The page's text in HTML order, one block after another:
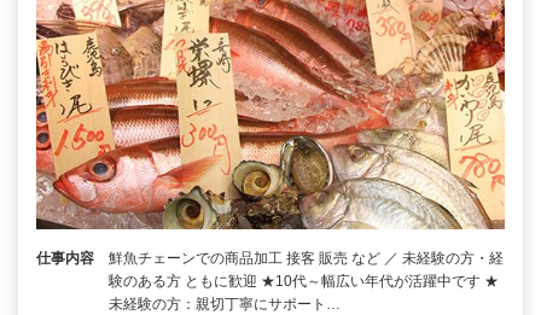
仕事内容
鮮魚チェーンでの商品加工 接客 販売 など ／ 未経験の方・経
験のある方 ともに歓迎 ★10代～幅広い年代が活躍中です ★
未経験の方：親切丁寧にサポート…